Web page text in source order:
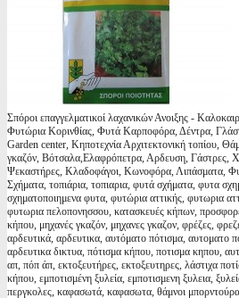
Σπόροι επαγγελματικοί λαχανικών Ανοιξης -
Φυτώρια Κορινθίας, Φυτά Καρποφόρα, Δέντρα,
Garden center, Κηποτεχνία Αρχιτεκτονική τοπίου,
γκαζόν, Βότσαλα,Ελαφρόπετρα, Αρδευση, Γάστρες,
Ψεκαστήρες, Κλαδοφάγοι, Κωνοφόρα, Λιπάσματα,
Σχήματα, τοπιάρια, τοπιαρια, φυτά σχήματα, φυτα
σχηματοποιημενα φυτα, φυτώρια αττικής, φυτωρια
φυτωρια πελοπονησσου, κατασκευές κήπων,
κήπου, μηχανές γκαζόν, μηχανες γκαζον, φρέζες,
αρδευτικά, αρδευτικα, αυτόματο πότισμα, αυτοματο
αρδευτικα δικτυα, πότισμα κήπου, ποτισμα κηπου,
απ, πόπ άπ, εκτοξευτήρες, εκτοξευτηρες, λάστιχα
κήπου, εμποτισμένη ξυλεία, εμποτισμενη ξυλεια,
περγκολες, καφασωτά, καφασωτα, θάμνοι